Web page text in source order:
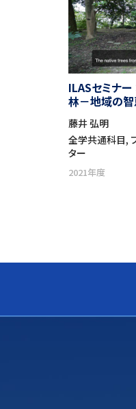
ILASセミナ
林－地域の
藤井 弘明
全学共通科目,
ター
2021年度